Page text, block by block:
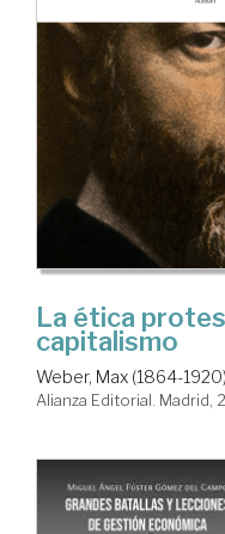
La ética
capitalismo
Weber, Max (1864-1920)
Alianza Editorial. Madrid,